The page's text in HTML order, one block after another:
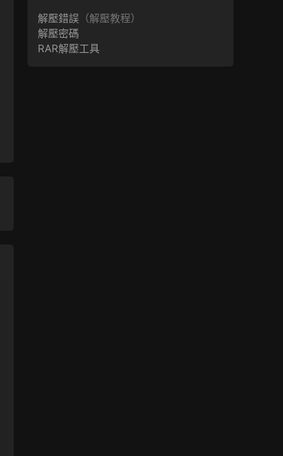
解壓錯誤 （解壓教程）
解壓密碼
RAR解壓工具